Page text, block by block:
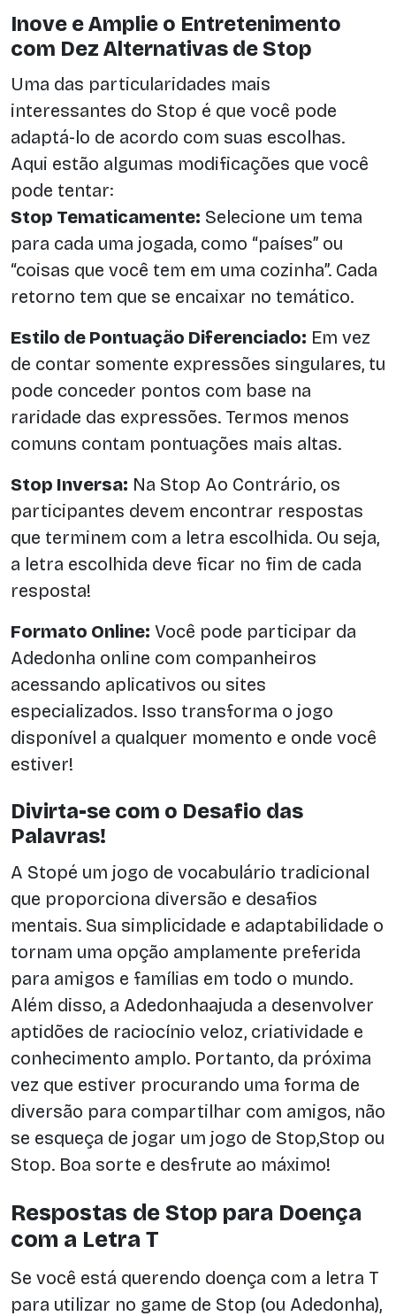
Inove e Amplie o Entretenimento
com Dez Alternativas de Stop
Uma das particularidades mais
interessantes do Stop é que você pode
adaptá-lo de acordo com suas escolhas.
Aqui estão algumas modificações que você
pode tentar:
Stop Tematicamente: Selecione um tema
para cada uma jogada, como “países” ou
“coisas que você tem em uma cozinha”. Cada
retorno tem que se encaixar no temático.
Estilo de Pontuação Diferenciado: Em vez
de contar somente expressões singulares, tu
pode conceder pontos com base na
raridade das expressões. Termos menos
comuns contam pontuações mais altas.
Stop Inversa: Na Stop Ao Contrário, os
participantes devem encontrar respostas
que terminem com a letra escolhida. Ou seja,
a letra escolhida deve ficar no fim de cada
resposta!
Formato Online: Você pode participar da
Adedonha online com companheiros
acessando aplicativos ou sites
especializados. Isso transforma o jogo
disponível a qualquer momento e onde você
estiver!
Divirta-se com o Desafio das
Palavras!
A Stopé um jogo de vocabulário tradicional
que proporciona diversão e desafios
mentais. Sua simplicidade e adaptabilidade o
tornam uma opção amplamente preferida
para amigos e famílias em todo o mundo.
Além disso, a Adedonhaajuda a desenvolver
aptidões de raciocínio veloz, criatividade e
conhecimento amplo. Portanto, da próxima
vez que estiver procurando uma forma de
diversão para compartilhar com amigos, não
se esqueça de jogar um jogo de Stop,Stop ou
Stop. Boa sorte e desfrute ao máximo!
Respostas de Stop para Doença
com a Letra T
Se você está querendo doença com a letra T
para utilizar no game de Stop (ou Adedonha),